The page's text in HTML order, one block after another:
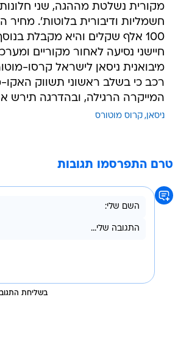
מקורית נשלטת מההגה, שני
חשמליות ודיבורית בלוטות'. מחיר
100 אלף שקלים והיא מקבלת
חיישני נסיעה לאחור מקוריים
מיבואנית ניסאן לישראל קרסו-
רכב כי בשלב ראשוני תשווק
המייקרה הרגילה, ובהדרגה תירש
ניסאן קרוס מוטורס
טרם התפרסמו תגובות
בשליחת